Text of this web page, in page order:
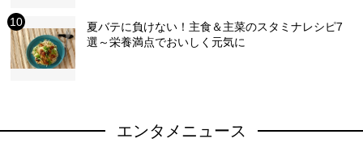
夏バテに負けない！主食＆主菜のスタミナレシピ7
選～栄養満点でおいしく元気に
エンタメニュース